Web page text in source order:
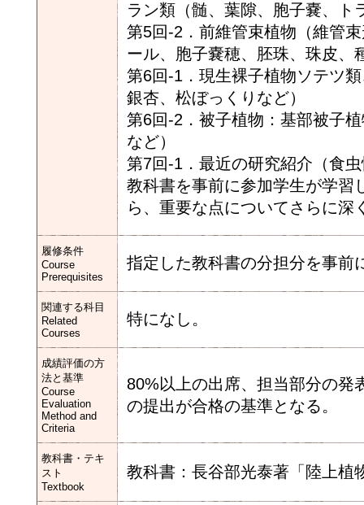
ラン類（髄、葉隙、胞子嚢、ト
第5回-2．前維管束植物（維管
ール、胞子嚢穂、胚珠、珠皮、
第6回-1．現生裸子植物ソテツ
銀杏、松ぼっくりなど）
第6回-2．被子植物：基部被子
など）
第7回-1．最近の研究紹介（食
教科書を事前に参加学生が学習
ら、重要な点についてさらに深
履修条件
Course
Prerequisites
指定した教科書の分担分を事前
関連する科目
Related
Courses
特になし。
成績評価の方
法と基準
Course
Evaluation
Method and
Criteria
80%以上の出席、担当部分の発
の提出が合格の基準となる。
教科書・テキ
スト
Textbook
教科書：長谷部光泰著「陸上植